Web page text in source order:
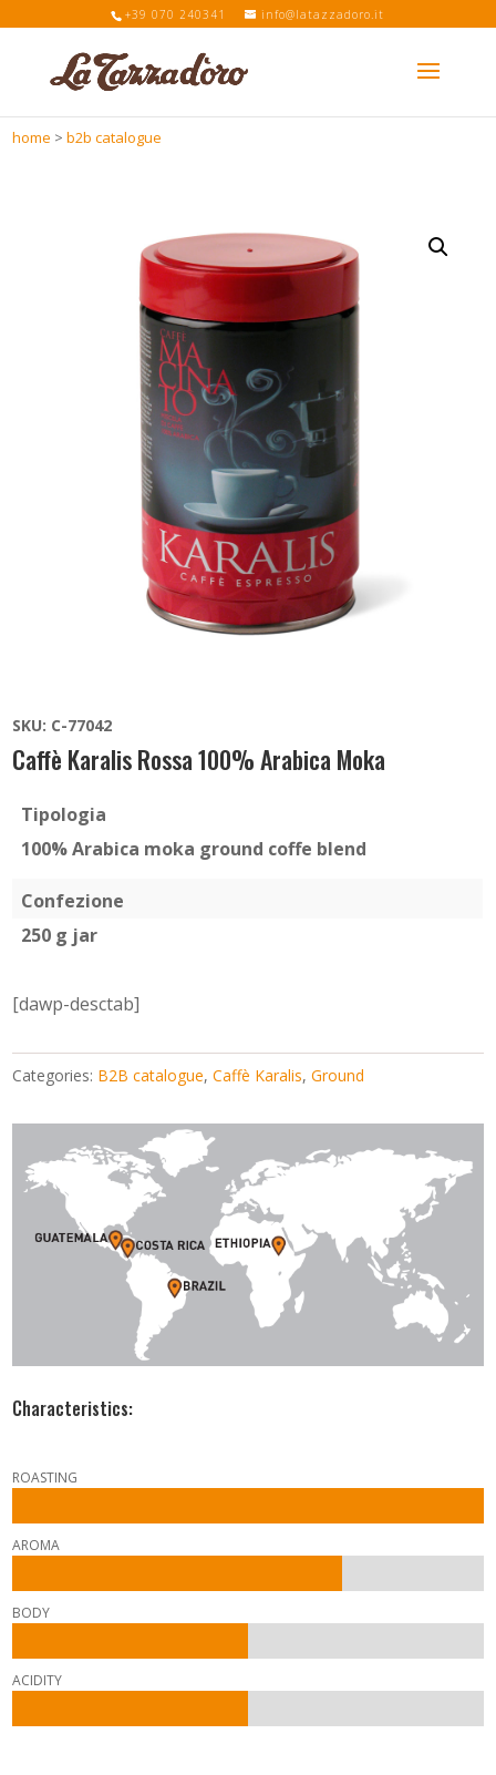
+39 070 240341 info@latazzadoro.it
home >b2b catalogue
SKU: C-77042
Caffè Karalis Rossa 100% Arabica Moka
Tipologia
100% Arabica moka ground coffe blend
Confezione
250 g jar
[dawp-desctab]
Categories: B2B catalogue,Caffè Karalis,Ground
Characteristics:
ROASTING
AROMA
BODY
ACIDITY